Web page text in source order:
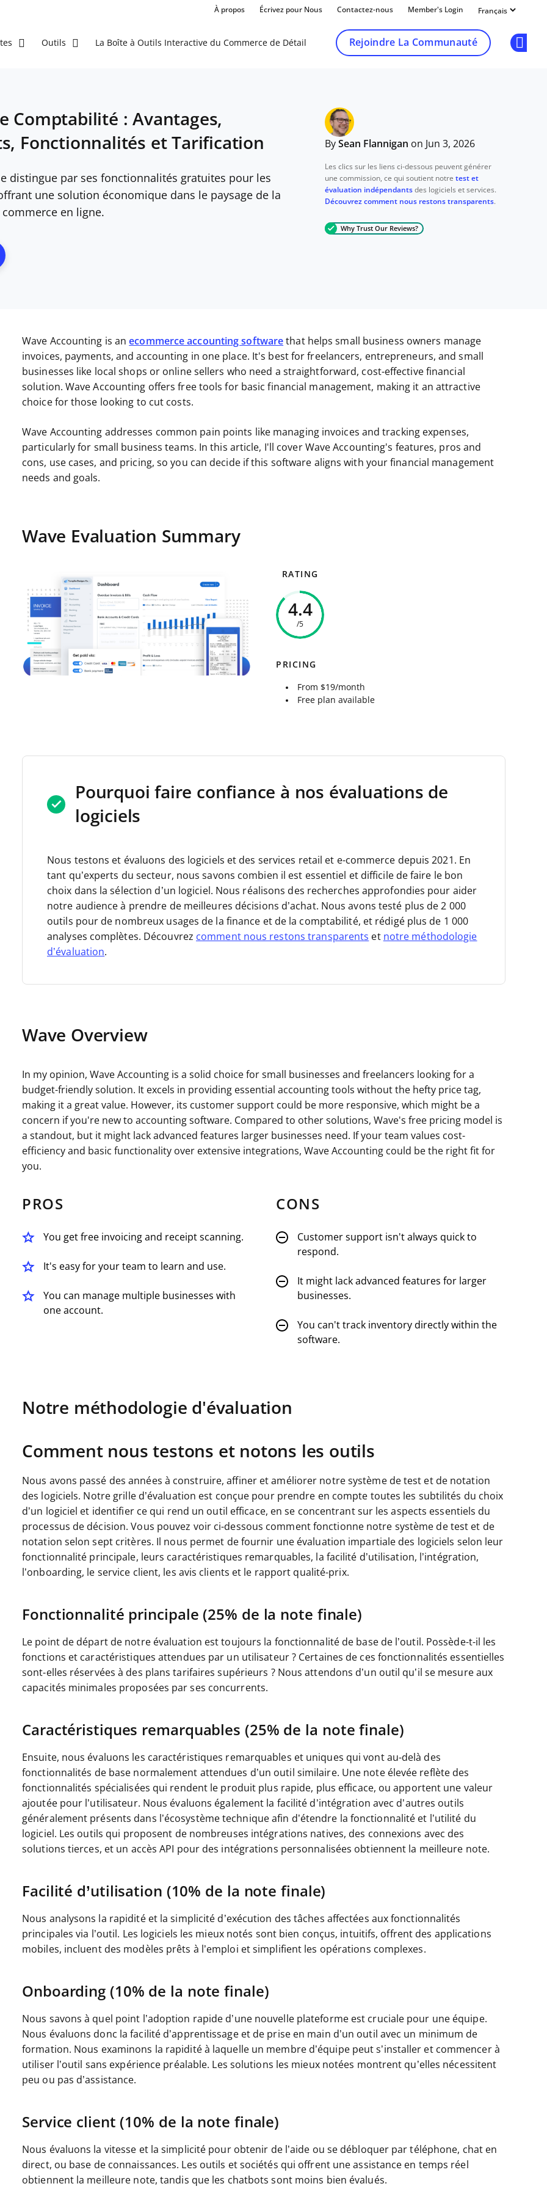
À propos Écrivez pour Nous Contactez-nous Member's Login
Outils La Boîte à Outils Interactive du Commerce de Détail Rejoindre La Communauté
Comptabilité : Avantages,
Fonctionnalités et Tarification
distingue par ses fonctionnalités gratuites pour les
une solution économique dans le paysage de la
en ligne.
New Window
By Sean Flannigan on Jun 3, 2026
Les clics sur les liens ci-dessous peuvent générer
une commission, ce qui soutient notre test et
évaluation indépendants des logiciels et services.
Découvrez comment nous restons transparents.
Why Trust Our Reviews?
Wave Accounting is anecommerce accounting software that helps small business owners manage
invoices, payments, and accounting in one place. It's best for freelancers, entrepreneurs, and small
businesses like local shops or online sellers who need a straightforward, cost-effective financial
solution. Wave Accounting offers free tools for basic financial management, making it an attractive
choice for those looking to cut costs.
Wave Accounting addresses common pain points like managing invoices and tracking expenses,
particularly for small business teams. In this article, I'll cover Wave Accounting's features, pros and
cons, use cases, and pricing, so you can decide if this software aligns with your financial management
needs and goals.
Wave Evaluation Summary
RATING
4.4
/5
PRICING
From $19/month
Free plan available
Pourquoi faire confiance à nos évaluations de
logiciels
Nous testons et évaluons des logiciels et des services retail et e-commerce depuis 2021. En
tant qu’experts du secteur, nous savons combien il est essentiel et difficile de faire le bon
choix dans la sélection d’un logiciel. Nous réalisons des recherches approfondies pour aider
notre audience à prendre de meilleures décisions d’achat. Nous avons testé plus de 2 000
outils pour de nombreux usages de la finance et de la comptabilité, et rédigé plus de 1 000
analyses complètes. Découvrez comment nous restons transparents et notre méthodologie
d’évaluation.
Wave Overview
In my opinion, Wave Accounting is a solid choice for small businesses and freelancers looking for a
budget-friendly solution. It excels in providing essential accounting tools without the hefty price tag,
making it a great value. However, its customer support could be more responsive, which might be a
concern if you're new to accounting software. Compared to other solutions, Wave's free pricing model is
a standout, but it might lack advanced features larger businesses need. If your team values cost-
efficiency and basic functionality over extensive integrations, Wave Accounting could be the right fit for
you.
PROS
You get free invoicing and receipt scanning.
It's easy for your team to learn and use.
You can manage multiple businesses with
one account.
CONS
Customer support isn't always quick to
respond.
It might lack advanced features for larger
businesses.
You can't track inventory directly within the
software.
Notre méthodologie d'évaluation
Comment nous testons et notons les outils
Nous avons passé des années à construire, affiner et améliorer notre système de test et de notation
des logiciels. Notre grille d’évaluation est conçue pour prendre en compte toutes les subtilités du choix
d’un logiciel et identifier ce qui rend un outil efficace, en se concentrant sur les aspects essentiels du
processus de décision. Vous pouvez voir ci-dessous comment fonctionne notre système de test et de
notation selon sept critères. Il nous permet de fournir une évaluation impartiale des logiciels selon leur
fonctionnalité principale, leurs caractéristiques remarquables, la facilité d’utilisation, l’intégration,
l’onboarding, le service client, les avis clients et le rapport qualité-prix.
Fonctionnalité principale (25% de la note finale)
Le point de départ de notre évaluation est toujours la fonctionnalité de base de l’outil. Possède-t-il les
fonctions et caractéristiques attendues par un utilisateur ? Certaines de ces fonctionnalités essentielles
sont-elles réservées à des plans tarifaires supérieurs ? Nous attendons d’un outil qu’il se mesure aux
capacités minimales proposées par ses concurrents.
Caractéristiques remarquables (25% de la note finale)
Ensuite, nous évaluons les caractéristiques remarquables et uniques qui vont au-delà des
fonctionnalités de base normalement attendues d’un outil similaire. Une note élevée reflète des
fonctionnalités spécialisées qui rendent le produit plus rapide, plus efficace, ou apportent une valeur
ajoutée pour l’utilisateur. Nous évaluons également la facilité d’intégration avec d’autres outils
généralement présents dans l’écosystème technique afin d’étendre la fonctionnalité et l’utilité du
logiciel. Les outils qui proposent de nombreuses intégrations natives, des connexions avec des
solutions tierces, et un accès API pour des intégrations personnalisées obtiennent la meilleure note.
Facilité d’utilisation (10% de la note finale)
Nous analysons la rapidité et la simplicité d’exécution des tâches affectées aux fonctionnalités
principales via l’outil. Les logiciels les mieux notés sont bien conçus, intuitifs, offrent des applications
mobiles, incluent des modèles prêts à l’emploi et simplifient les opérations complexes.
Onboarding (10% de la note finale)
Nous savons à quel point l’adoption rapide d’une nouvelle plateforme est cruciale pour une équipe.
Nous évaluons donc la facilité d’apprentissage et de prise en main d’un outil avec un minimum de
formation. Nous examinons la rapidité à laquelle un membre d’équipe peut s’installer et commencer à
utiliser l’outil sans expérience préalable. Les solutions les mieux notées montrent qu’elles nécessitent
peu ou pas d’assistance.
Service client (10% de la note finale)
Nous évaluons la vitesse et la simplicité pour obtenir de l’aide ou se débloquer par téléphone, chat en
direct, ou base de connaissances. Les outils et sociétés qui offrent une assistance en temps réel
obtiennent la meilleure note, tandis que les chatbots sont moins bien évalués.